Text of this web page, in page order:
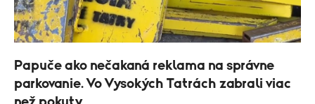
Papuče ako nečakaná reklama na správne
parkovanie. Vo Vysokých Tatrách zabrali viac